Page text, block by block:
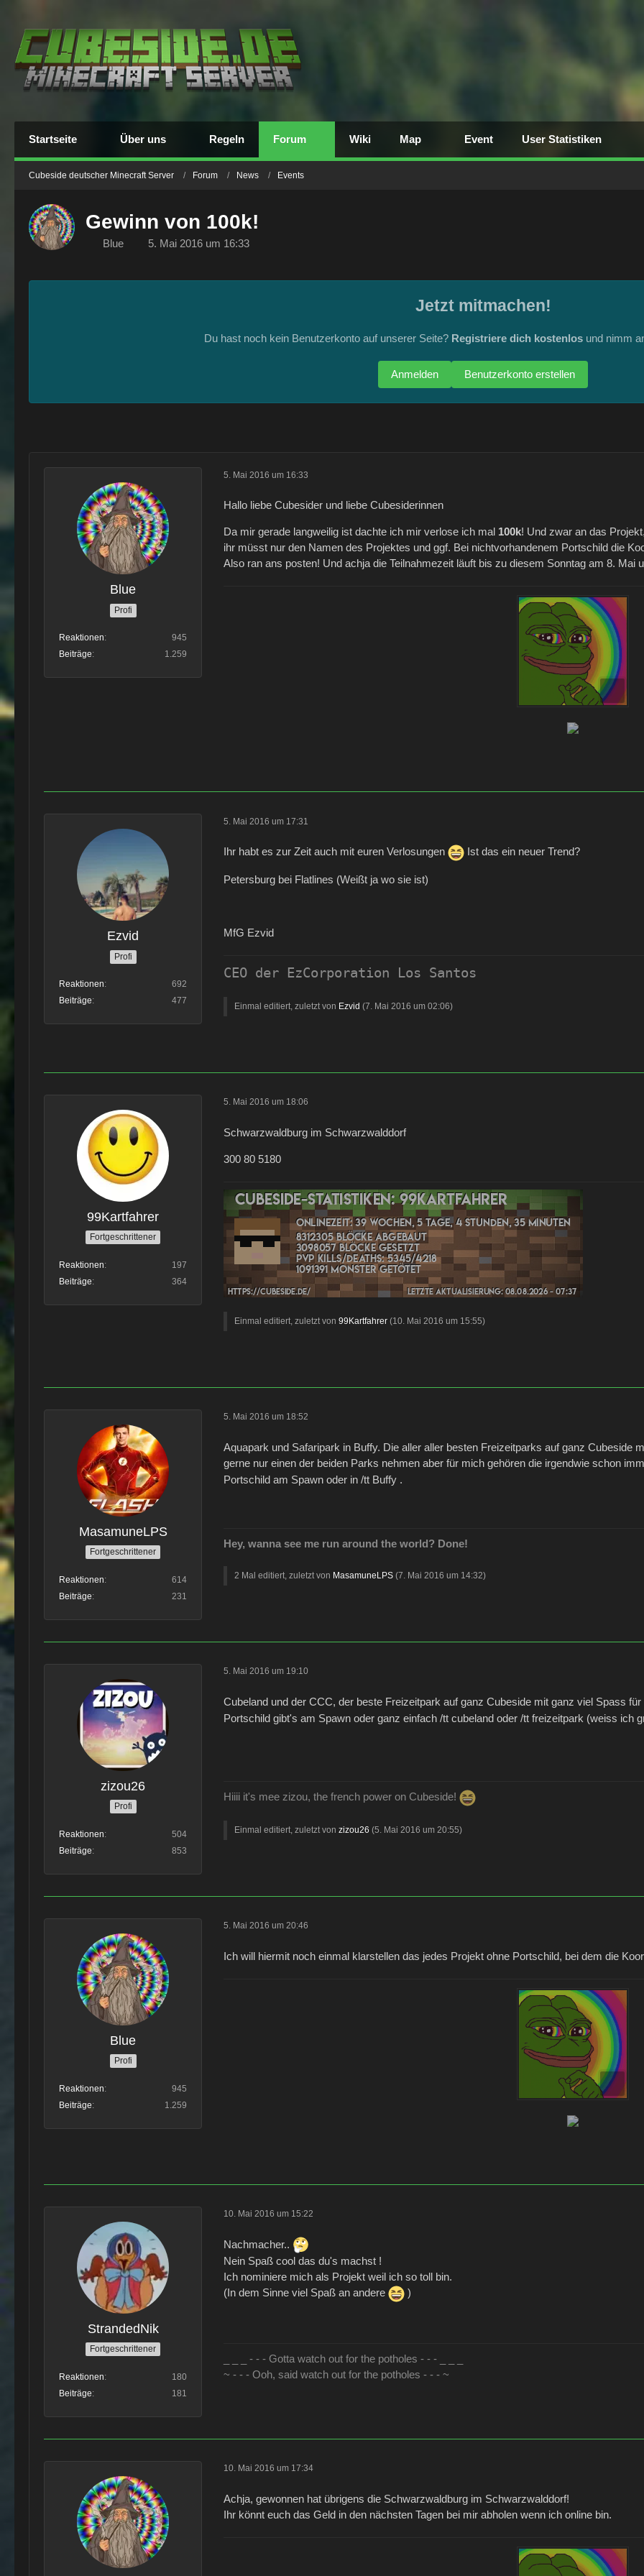
Startseite Über uns Regeln Forum Wiki Map Event User Statistiken
Cubeside deutscher Minecraft Server Forum News Events
Gewinn von 100k!
Blue 5. Mai 2016 um 16:33
Jetzt mitmachen!
Du hast noch kein Benutzerkonto auf unserer Seite? Registriere dich kostenlos und nimm
Benutzerkonto erstellen
Anmelden
Blue
Profi
Reaktionen
945
Beiträge
1.259
5. Mai 2016 um 16:33
Hallo liebe Cubesider und liebe Cubesiderinnen
Da mir gerade langweilig ist dachte ich mir verlose ich mal 100k! Und zwar an das
ihr müsst nur den Namen des Projektes und ggf. Bei nichtvorhandenem Portschild die
Also ran ans posten! Und achja die Teilnahmezeit läuft bis zu diesem Sonntag am 8. Mai
Ezvid
Profi
Reaktionen
692
Beiträge
477
5. Mai 2016 um 17:31
Ihr habt es zur Zeit auch mit euren Verlosungen Ist das ein neuer Trend?
Petersburg bei Flatlines (Weißt ja wo sie ist)
MfG Ezvid
CEO der EzCorporation Los Santos
Einmal editiert, zuletzt von Ezvid (7. Mai 2016 um 02:06)
99Kartfahrer
Fortgeschrittener
Reaktionen
197
Beiträge
364
5. Mai 2016 um 18:06
Schwarzwaldburg im Schwarzwalddorf
300 80 5180
Einmal editiert, zuletzt von 99Kartfahrer (10. Mai 2016 um 15:55)
MasamuneLPS
Fortgeschrittener
Reaktionen
614
Beiträge
231
5. Mai 2016 um 18:52
Aquapark und Safaripark in Buffy. Die aller aller besten Freizeitparks auf ganz Cubeside
gerne nur einen der beiden Parks nehmen aber für mich gehören die irgendwie schon
Portschild am Spawn oder in /tt Buffy .
Hey, wanna see me run around the world? Done!
2 Mal editiert, zuletzt von MasamuneLPS (7. Mai 2016 um 14:32)
zizou26
Profi
Reaktionen
504
Beiträge
853
5. Mai 2016 um 19:10
Cubeland und der CCC, der beste Freizeitpark auf ganz Cubeside mit ganz viel Spass
Portschild gibt's am Spawn oder ganz einfach /tt cubeland oder /tt freizeitpark (weiss ich
Hiiii it's mee zizou, the french power on Cubeside!
Einmal editiert, zuletzt von zizou26 (5. Mai 2016 um 20:55)
Blue
Profi
Reaktionen
945
Beiträge
1.259
5. Mai 2016 um 20:46
Ich will hiermit noch einmal klarstellen das jedes Projekt ohne Portschild, bei dem die
StrandedNik
Fortgeschrittener
Reaktionen
180
Beiträge
181
10. Mai 2016 um 15:22
Nachmacher..
Nein Spaß cool das du's machst !
Ich nominiere mich als Projekt weil ich so toll bin.
(In dem Sinne viel Spaß an andere
)
_ _ _ - - - Gotta watch out for the potholes - - - _ _ _
~ - - - Ooh, said watch out for the potholes - - - ~
10. Mai 2016 um 17:34
Achja, gewonnen hat übrigens die Schwarzwaldburg im Schwarzwalddorf!
Ihr könnt euch das Geld in den nächsten Tagen bei mir abholen wenn ich online bin.